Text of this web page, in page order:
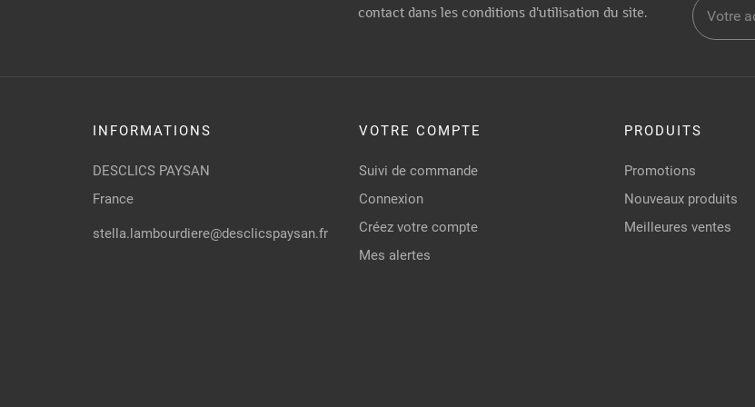
contact dans les conditions d'utilisation du site.
INFORMATIONS
DESCLICS PAYSAN
France
stella.lambourdiere@desclicspaysan.fr
VOTRE COMPTE
Suivi de commande
Connexion
Créez votre compte
Mes alertes
PRODUITS
Promotions
Nouveaux produits
Meilleures ventes